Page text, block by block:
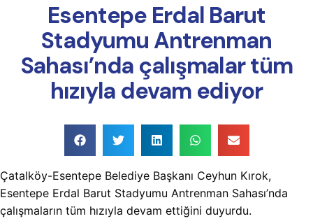
Esentepe Erdal Barut
Stadyumu Antrenman
Sahası’nda çalışmalar tüm
hızıyla devam ediyor
Çatalköy-Esentepe Belediye Başkanı Ceyhun Kırok,
Esentepe Erdal Barut Stadyumu Antrenman Sahası’nda
çalışmaların tüm hızıyla devam ettiğini duyurdu.